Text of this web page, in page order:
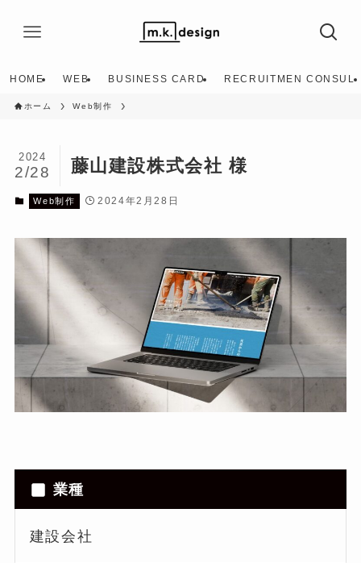
HOME WEB BUSINESS CARD RECRUITMEN CONSUL
ホーム Web制作
藤山建設株式会社 様
2024
2/28
Web制作 2024年2月28日
業種
建設会社